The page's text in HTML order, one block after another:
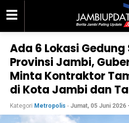
Ada 6 Lokasi Gedung
Provinsi Jambi,
Minta Kontraktor
di Kota Jambi dan
Kategori Metropolis - Jumat, 05 Juni 2026